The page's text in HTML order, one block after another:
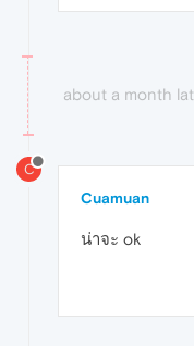
about a month
C
Cuamuan
น่าจะ ok